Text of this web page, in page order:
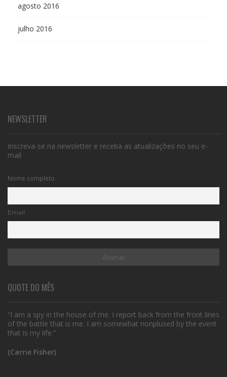
agosto 2016
julho 2016
NEWSLETTER
Inscreva-se na newsletter e receba as atualizações no seu e-
mail
Nome completo
Email
QUOTE DO MÊS
“I am a spy in the house of me. I report back from the front lines
of the battle that is me. I am somewhat nonplused by the event
that is my life.”
(Carrie Fisher)